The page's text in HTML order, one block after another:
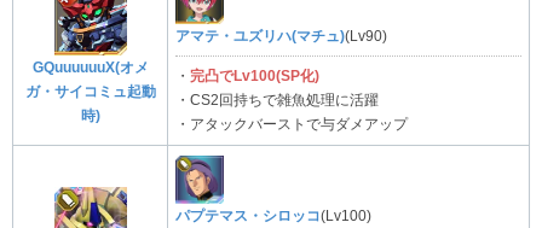
GQuuuuuuX(オメ
ガ・サイコミュ起動
時)
アマテ・ユズリハ(マチュ)(Lv90)
・ 完凸でLv100(SP化)
・CS2回持ちで雑魚処理に活躍
・アタックバーストで与ダメアップ
パプテマス・シロッコ(Lv100)